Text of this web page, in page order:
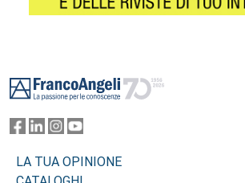
LA TUA OPINIONE